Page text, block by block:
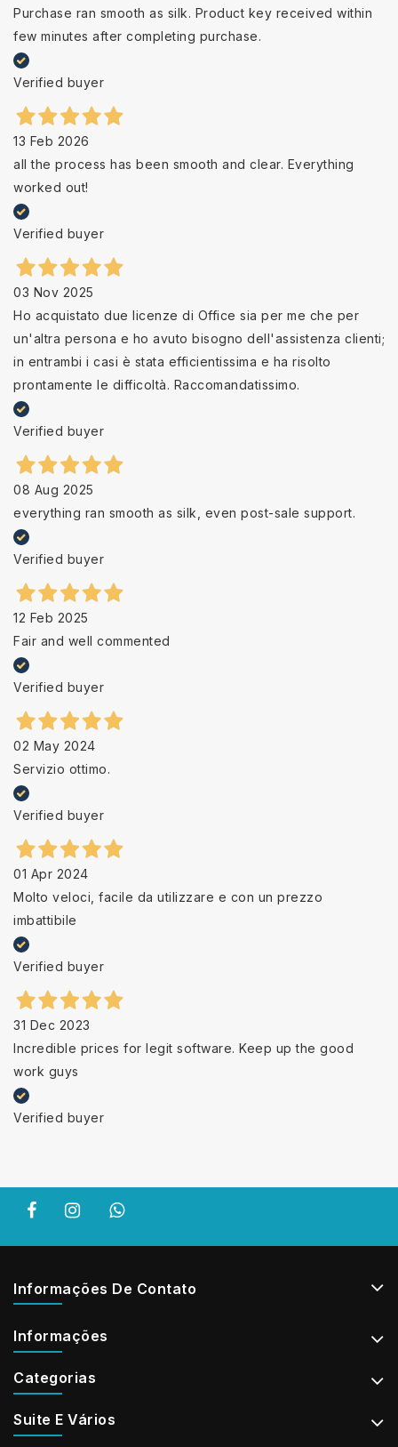
Purchase ran smooth as silk. Product key received within
few minutes after completing purchase.
Verified buyer
13 Feb 2026
all the process has been smooth and clear. Everything
worked out!
Verified buyer
03 Nov 2025
Ho acquistato due licenze di Office sia per me che per
un'altra persona e ho avuto bisogno dell'assistenza clienti;
in entrambi i casi è stata efficientissima e ha risolto
prontamente le difficoltà. Raccomandatissimo.
Verified buyer
08 Aug 2025
everything ran smooth as silk, even post-sale support.
Verified buyer
12 Feb 2025
Fair and well commented
Verified buyer
02 May 2024
Servizio ottimo.
Verified buyer
01 Apr 2024
Molto veloci, facile da utilizzare e con un prezzo
imbattibile
Verified buyer
31 Dec 2023
Incredible prices for legit software. Keep up the good
work guys
Verified buyer
Informações De Contato
Informações
Categorias
Suite E Vários